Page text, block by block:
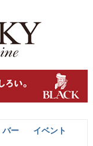
バー イベント